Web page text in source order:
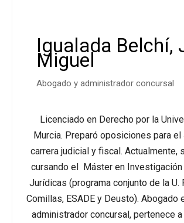
Igualada Belchí,
Miguel
Abogado y administrador concursal
Licenciado en Derecho por la
Murcia. Preparó oposiciones para el
carrera judicial y fiscal. Actualmente,
cursando el Máster en Investigación
Jurídicas (programa conjunto de la U.
Comillas, ESADE y Deusto). Abogado
administrador concursal, pertenece